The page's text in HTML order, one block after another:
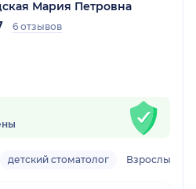
Мария Петровна
6 отзывов
детский стоматолог Взрослый,